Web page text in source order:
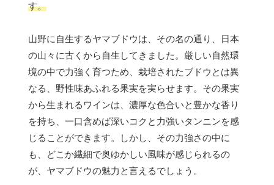
す。
山野に自生するヤマブドウは、その名の通り、日本
の山々に古くから自生してきました。厳しい自然環
境の中で力強く育つため、栽培されたブドウとは異
なる、野性味あふれる果実を実らせます。その果実
から生まれるワインは、濃厚な色合いと豊かな香り
を持ち、一口含めば深いコクと力強いタンニンを感
じることができます。しかし、その力強さの中に
も、どこか繊細で奥ゆかしい風味が感じられるの
が、ヤマブドウの魅力と言えるでしょう。